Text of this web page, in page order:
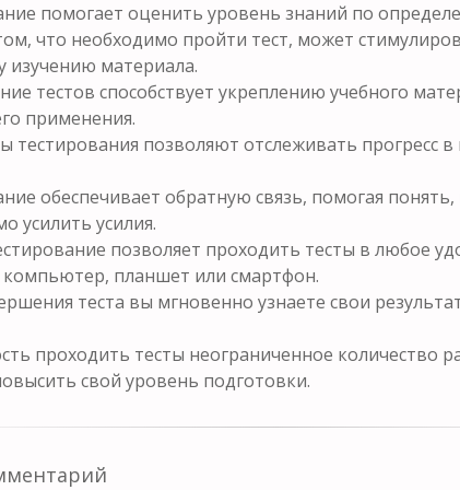
помогает оценить уровень знаний по
что необходимо пройти тест, может
изучению материала.
тестов способствует укреплению учебного
применения.
тестирования позволяют отслеживать прогресс
обеспечивает обратную связь, помогая понять,
усилить усилия.
позволяет проходить тесты в любое
компьютер, планшет или смартфон.
теста вы мгновенно узнаете свои
проходить тесты неограниченное количество
свой уровень подготовки.